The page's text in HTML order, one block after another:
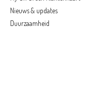
Nieuws & updates
Duurzaamheid